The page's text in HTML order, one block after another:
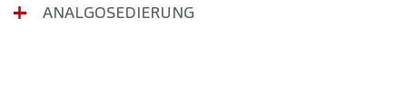
ANALGOSEDIERUNG